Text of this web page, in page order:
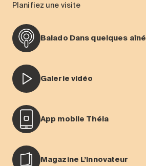
Planifiez une visite
Balado Dans quelques
Galerie vidéo
App mobile Théia
Magazine L’Innovateur